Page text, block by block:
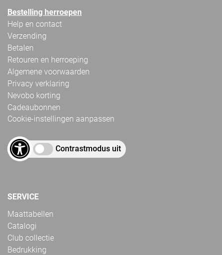
Bestelling herroepen
Help en contact
Verzending
Betalen
Retouren en herroeping
Algemene voorwaarden
Privacy verklaring
Nevobo korting
Cadeaubonnen
Cookie-instellingen aanpassen
Contrastmodus uit
SERVICE
Maattabellen
Catalogi
Club collectie
Bedrukking